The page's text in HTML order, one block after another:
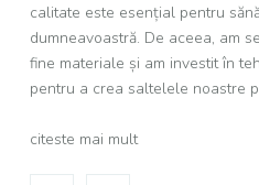
calitate este esențial pentru
dumneavoastră. De aceea, am
fine materiale și am investit în
pentru a crea saltelele noastre
citeste mai mult